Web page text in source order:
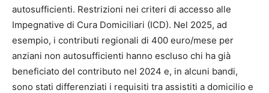
autosufficienti. Restrizioni nei criteri di accesso alle
Impegnative di Cura Domiciliari (ICD). Nel 2025, ad
esempio, i contributi regionali di 400 euro/mese per
anziani non autosufficienti hanno escluso chi ha già
beneficiato del contributo nel 2024 e, in alcuni bandi,
sono stati differenziati i requisiti tra assistiti a domicilio e